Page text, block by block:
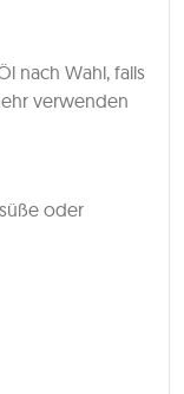
nach Wahl, falls
verwenden
oder